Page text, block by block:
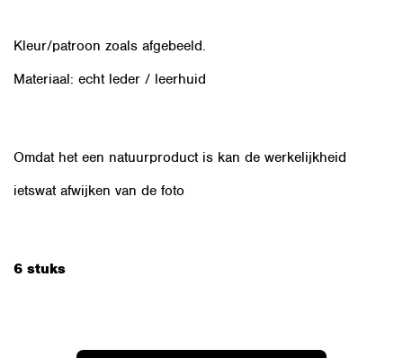
Kleur/patroon zoals afgebeeld.
Materiaal: echt leder / leerhuid
Omdat het een natuurproduct is kan de werkelijkheid
ietswat afwijken van de foto
6 stuks